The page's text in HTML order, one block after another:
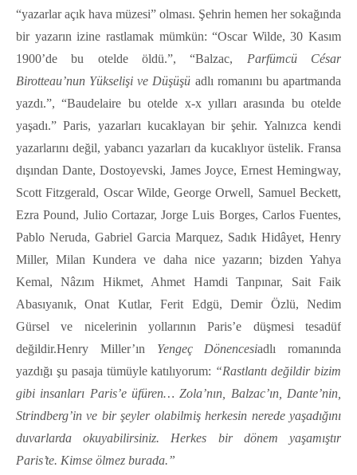
“yazarlar açık hava müzesi” olması. Şehrin hemen her sokağında
bir yazarın izine rastlamak mümkün: “Oscar Wilde, 30 Kasım
1900’de bu otelde öldü.”, “Balzac, Parfümcü César
Birotteau’nun Yükselişi ve Düşüşü adlı romanını bu apartmanda
yazdı.”, “Baudelaire bu otelde x-x yılları arasında bu otelde
yaşadı.” Paris, yazarları kucaklayan bir şehir. Yalnızca kendi
yazarlarını değil, yabancı yazarları da kucaklıyor üstelik. Fransa
dışındanDante, Dostoyevski, James Joyce, Ernest Hemingway,
Scott Fitzgerald, Oscar Wilde, George Orwell, Samuel Beckett,
Ezra Pound, Julio Cortazar, Jorge Luis Borges, Carlos Fuentes,
Pablo Neruda, Gabriel Garcia Marquez, Sadık Hidâyet, Henry
Miller, Milan Kundera ve daha nice yazarın; bizden Yahya
Kemal, Nâzım Hikmet, Ahmet Hamdi Tanpınar, Sait Faik
Abasıyanık, Onat Kutlar, Ferit Edgü, Demir Özlü, Nedim
Gürsel ve nicelerinin yollarının Paris’e düşmesi tesadüf
değildir.Henry Miller’ın Yengeç Dönencesiadlı romanında
yazdığı şu pasaja tümüyle katılıyorum: “Rastlantı değildir bizim
gibi insanları Paris’e üfüren… Zola’nın, Balzac’ın, Dante’nin,
Strindberg’in ve bir şeyler olabilmiş herkesin nerede yaşadığını
duvarlarda okuyabilirsiniz. Herkes bir dönem yaşamıştır
Paris’te. Kimse ölmez burada.”